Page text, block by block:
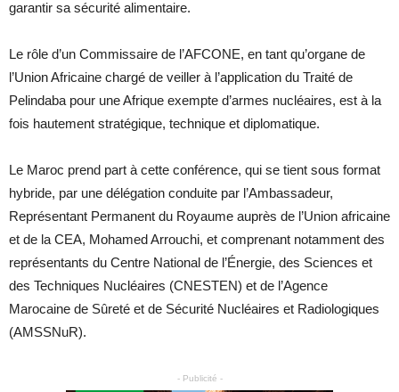
garantir sa sécurité alimentaire.
Le rôle d’un Commissaire de l’AFCONE, en tant qu’organe de
l’Union Africaine chargé de veiller à l’application du Traité de
Pelindaba pour une Afrique exempte d’armes nucléaires, est à la
fois hautement stratégique, technique et diplomatique.
Le Maroc prend part à cette conférence, qui se tient sous format
hybride, par une délégation conduite par l’Ambassadeur,
Représentant Permanent du Royaume auprès de l’Union africaine
et de la CEA, Mohamed Arrouchi, et comprenant notamment des
représentants du Centre National de l’Énergie, des Sciences et
des Techniques Nucléaires (CNESTEN) et de l’Agence
Marocaine de Sûreté et de Sécurité Nucléaires et Radiologiques
(AMSSNuR).
- Publicité -